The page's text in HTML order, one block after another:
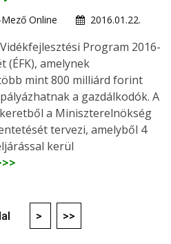
Online
2016.01.22.
Program 2016-
(ÉFK), amelynek
mint 800 milliárd forint
a gazdálkodók. A
a Miniszterelnökség
tervezi, amelyből 4
kerül
> >>